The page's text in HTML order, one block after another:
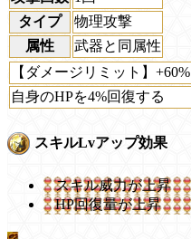
タイプ
物理攻撃
属性
武器と同属性
【ダメージリミット】+60%
自身のHPを4%回復する
スキルLvアップ効果
スキル威力が上昇
HP回復量が上昇